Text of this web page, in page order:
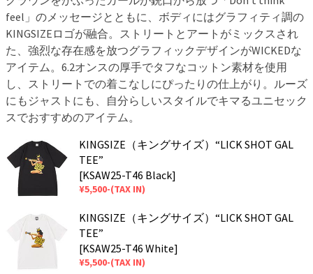
feel」のメッセージとともに、ボディにはグラフィティ調の
KINGSIZEロゴが融合。ストリートとアートがミックスされ
た、強烈な存在感を放つグラフィックデザインがWICKEDな
アイテム。6.2オンスの厚手でタフなコットン素材を使用
し、ストリートでの着こなしにぴったりの仕上がり。ルーズ
にもジャストにも、自分らしいスタイルでキマるユニセック
スでおすすめのアイテム。
KINGSIZE（キングサイズ）“LICK SHOT GAL
TEE”
[KSAW25-T46 Black]
¥5,500-(TAX IN)
KINGSIZE（キングサイズ）“LICK SHOT GAL
TEE”
[KSAW25-T46 White]
¥5,500-(TAX IN)